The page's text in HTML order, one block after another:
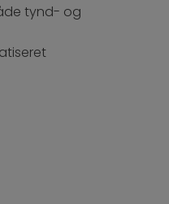
tynd- og